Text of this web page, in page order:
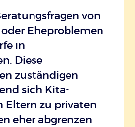
von
Eheproblemen
in
Diese
zuständigen
sich Kita-
Eltern zu privaten
eher abgrenzen